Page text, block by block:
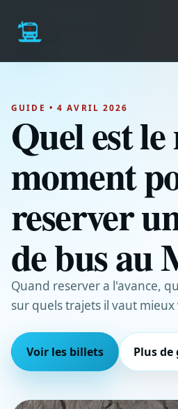
GUIDE • 4 AVRIL 2026
Quel est
moment
reserver
de bus au
Quand reserver a l'avance,
sur quels trajets il vaut
Voir les billets Plus de